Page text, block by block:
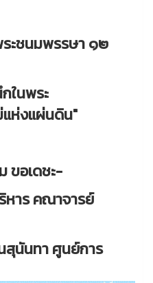
ระชนมพรรษา ๑๒
ในพระ
ห่งแผ่นดิน"
ขอเดชะ-
หาร คณาจารย์
สุนันทา ศูนย์การ